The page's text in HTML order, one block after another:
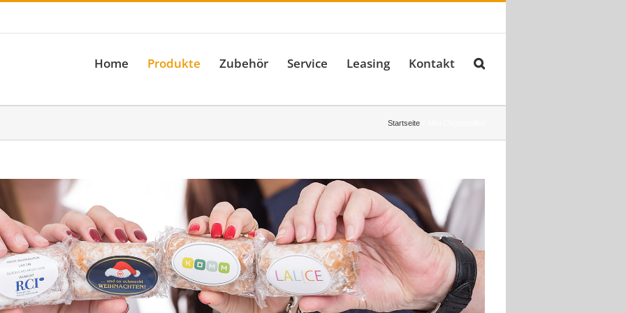
Home Produkte Zubehör Service Leasing Kontakt
Startseite